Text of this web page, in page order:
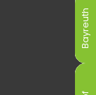
Bayreuth
Bayreuth
Bayreuth
Bayreuth
Bayreuth
Bayreuth